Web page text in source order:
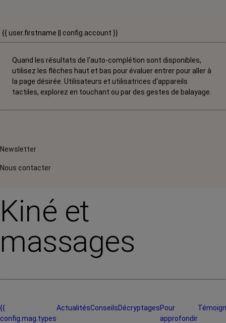
{{ user.firstname || config.account }}
Quand les résultats de l'auto-complétion sont disponibles,
utilisez les flèches haut et bas pour évaluer entrer pour aller à
la page désirée. Utilisateurs et utilisatrices d‘appareils
tactiles, explorez en touchant ou par des gestes de balayage.
Newsletter
Nous contacter
Kiné et
massages
{{
config.mag.types
ActualitésConseilsDécryptagesPour
approfondir